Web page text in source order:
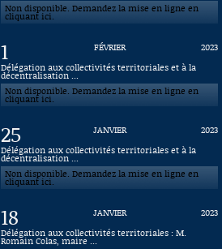
Autres
Non disponible. Demandez la mise en ligne en
cliquant ici.
1 FÉVRIER
2023
Délégation aux collectivités territoriales et à la
décentralisation ...
Non disponible. Demandez la mise en ligne en
cliquant ici.
25 JANVIER
2023
Délégation aux collectivités territoriales et à la
décentralisation ...
Non disponible. Demandez la mise en ligne en
cliquant ici.
18 JANVIER
2023
Délégation aux collectivités territoriales : M.
Romain Colas, maire ...